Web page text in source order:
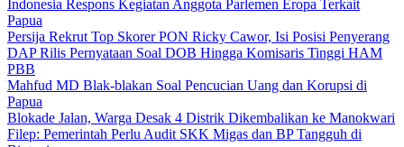
Indonesia Respons Kegiatan Anggota Parlemen Eropa Terkait
Papua
Persija Rekrut Top Skorer PON Ricky Cawor, Isi Posisi Penyerang
DAP Rilis Pernyataan Soal DOB Hingga Komisaris Tinggi HAM
PBB
Mahfud MD Blak-blakan Soal Pencucian Uang dan Korupsi di
Papua
Blokade Jalan, Warga Desak 4 Distrik Dikembalikan ke Manokwari
Filep: Pemerintah Perlu Audit SKK Migas dan BP Tangguh di